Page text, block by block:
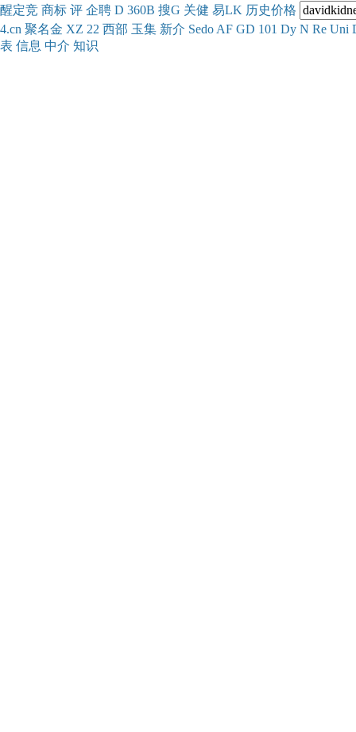
醒定竞 商标 评 企聘 D 360B 搜G 关健 易LK 历史价格
4.cn 聚名金 XZ 22 西部 玉集 新介 Sedo AF GD 101 Dy N Re Uni
表 信息 中介 知识